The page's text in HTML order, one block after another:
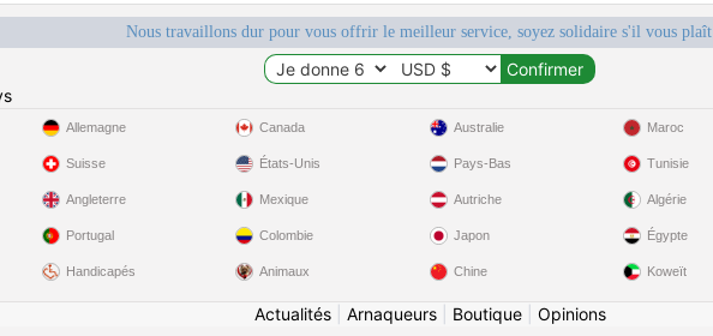
Nous travaillons dur pour vous offrir le meilleur service, soyez solidaire s'il vous plaît
Allemagne
Suisse
Angleterre
Portugal
Handicapés
Canada
États-Unis
Mexique
Colombie
Animaux
Australie
Pays-Bas
Autriche
Japon
Chine
Maroc
Tunisie
Algérie
Égypte
Koweït
Actualités| Arnaqueurs| Boutique| Opinions